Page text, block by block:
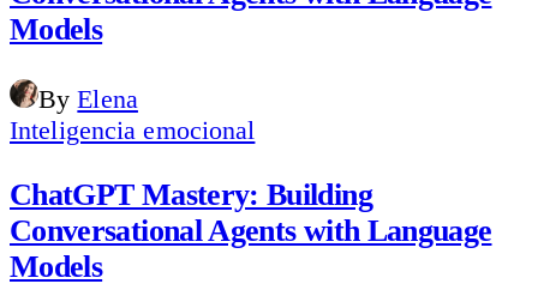
Models
By Elena
Inteligencia emocional
ChatGPT Mastery: Building
Conversational Agents with Language
Models